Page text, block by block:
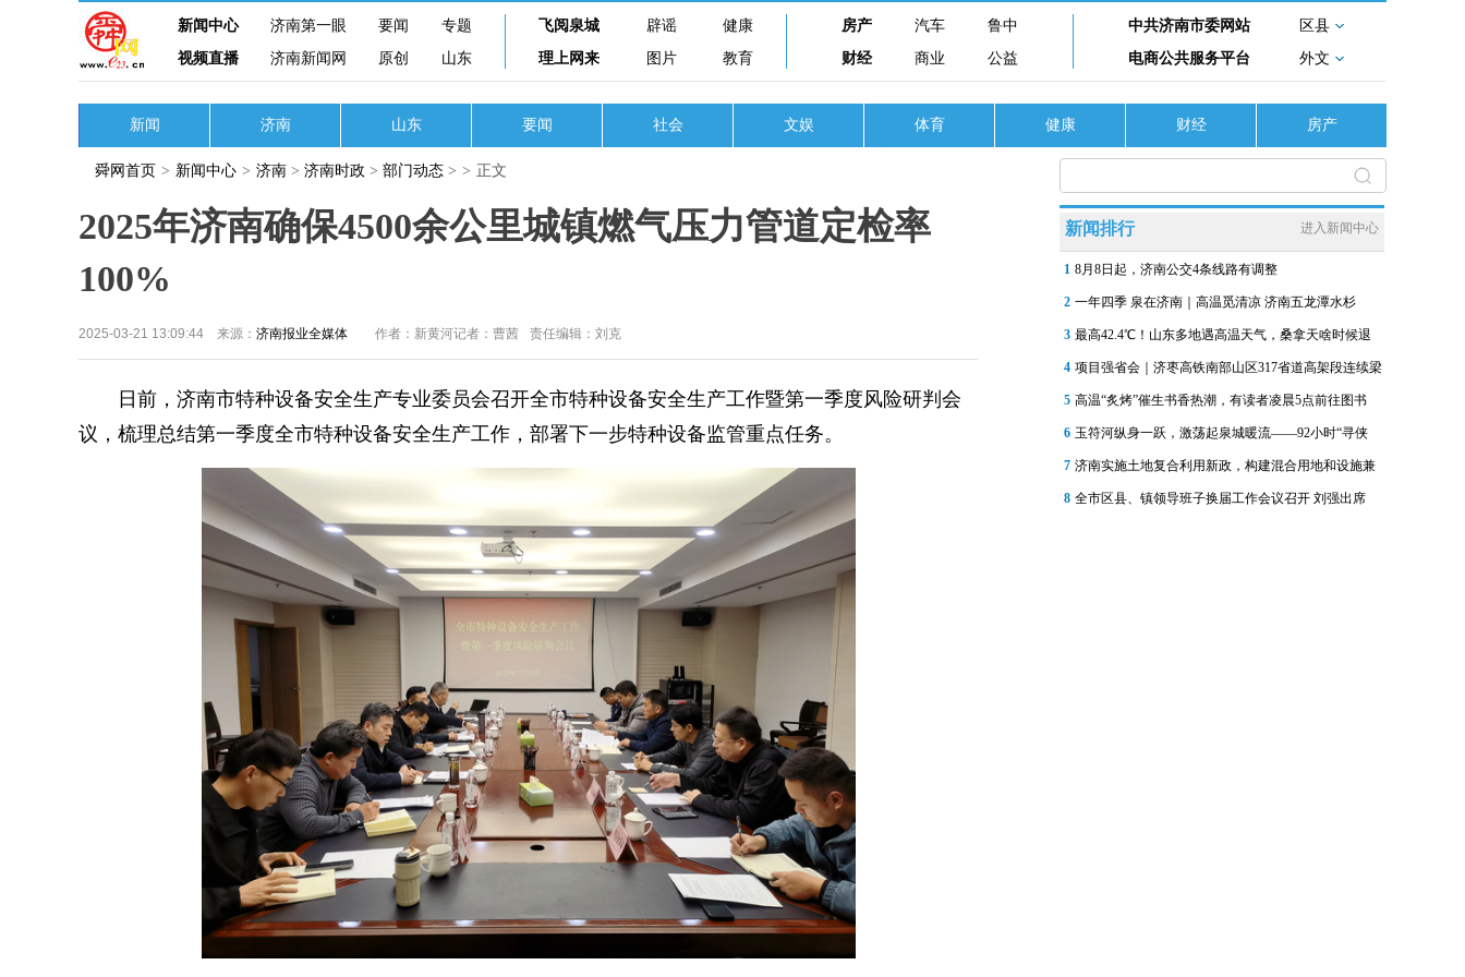
新闻中心 济南第一眼 要闻
专题
视频直播
济南新闻网 原创 山东
飞阅泉城 辟谣
健康
理上网来
图片 教育
房产 汽车
鲁中
财经
商业 公益
中共济南市委网站
区县
电商公共服务平台
外文
新闻 济南 山东 要闻 社会 文娱 体育 健康 财经 房产
舜网首页 > 新闻中心 > 济南 > 济南时政 > 部门动态 > > 正文
2025年济南确保4500余公里城镇燃气压力管道定检率
100%
2025-03-21 13:09:44 来源： 济南报业全媒体 作者：新黄河记者：曹茜 责任编辑：刘克
日前，济南市特种设备安全生产专业委员会召开全市特种设备安全生产工作暨第一季度风险研判会
议，梳理总结第一季度全市特种设备安全生产工作，部署下一步特种设备监管重点任务。
新闻排行 进入新闻中心
1 8月8日起，济南公交4条线路有调整
2 一年四季 泉在济南｜高温觅清凉 济南五龙潭水杉
3 最高42.4℃！山东多地遇高温天气，桑拿天啥时候退
4 项目强省会｜济枣高铁南部山区317省道高架段连续梁
5 高温“炙烤”催生书香热潮，有读者凌晨5点前往图书
6 玉符河纵身一跃，激荡起泉城暖流——92小时“寻侠
7 济南实施土地复合利用新政，构建混合用地和设施兼
8 全市区县、镇领导班子换届工作会议召开 刘强出席